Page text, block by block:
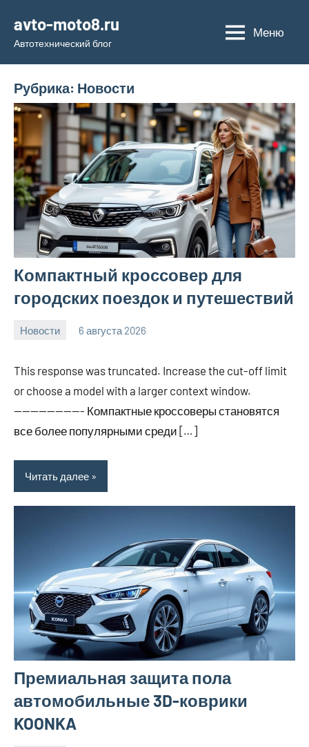
содержимому
avto-moto8.ru
Автотехнический блог
Меню
Рубрика: Новости
Компактный кроссовер для
городских поездок и путешествий
Новости 6 августа 2026
This response was truncated. Increase the cut-off limit
or choose a model with a larger context window.
————————- Компактные кроссоверы становятся
все более популярными среди […]
Читать далее
Премиальная защита пола
автомобильные 3D-коврики
KOONKA